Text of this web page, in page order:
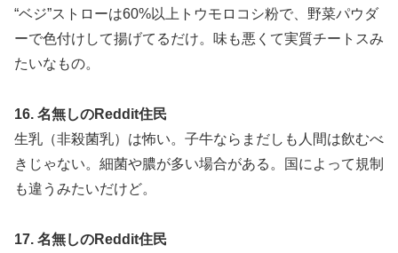
“ベジ”ストローは60%以上トウモロコシ粉で、野菜パウダ
ーで色付けして揚げてるだけ。味も悪くて実質チートスみ
たいなもの。
16. 名無しのReddit住民
生乳（非殺菌乳）は怖い。子牛ならまだしも人間は飲むべ
きじゃない。細菌や膿が多い場合がある。国によって規制
も違うみたいだけど。
17. 名無しのReddit住民